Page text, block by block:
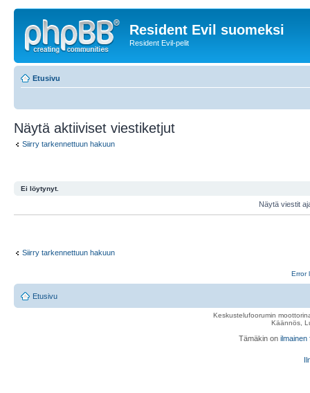
Resident Evil suomeksi
Resident Evil-pelit
Etusivu
Näytä aktiiviset viestiketjut
Siirry tarkennettuun hakuun
Ei löytynyt.
Näytä viestit
Siirry tarkennettuun hakuun
Error
Etusivu
Keskustelufoorumin
Käännös,
Tämäkin on ilmainen